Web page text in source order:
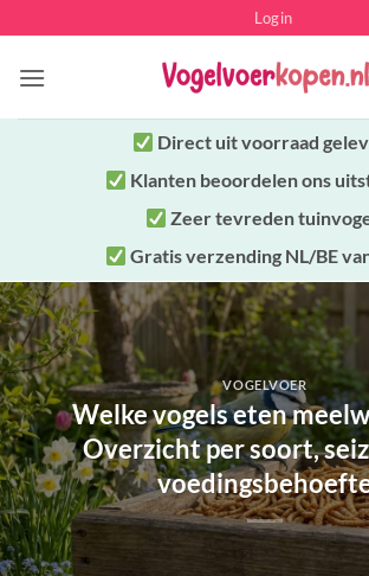
naar
inhoud
Login
Direct uitvoorraad
Klanten beoordelen ons
Zeer tevreden
Gratis verzending NL/BE
VOGELVOER
Welke vogels eten
Overzicht per soort,